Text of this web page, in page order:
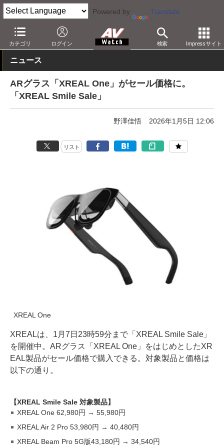
Powered by Translate
カテゴリ ログイン 検索 Impressサイト
AV Watch 動向 ショップ セール
ニュース
ARグラス「XREAL One」がセール価格に。
「XREAL Smile Sale」
野澤佳悟 2026年1月5日 12:06
リスト
XREAL One
XREALは、1月7日23時59分まで「XREAL Smile Sale」
を開催中。ARグラス「XREAL One」をはじめとしたXR
EAL製品がセール価格で購入できる。対象製品と価格は
以下の通り。
【XREAL Smile Sale 対象製品】
XREAL One 62,980円 → 55,980円
XREAL Air 2 Pro 53,980円 → 40,480円
XREAL Beam Pro 5G版43,180円 → 34,540円